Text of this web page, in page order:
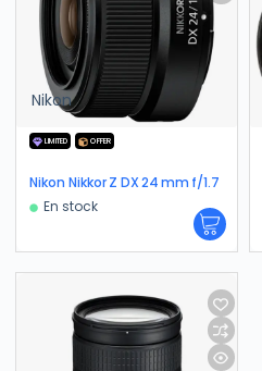
Nikon
LIMITED OFFER
Nikon Nikkor Z DX 24 mm f/1.7
En stock